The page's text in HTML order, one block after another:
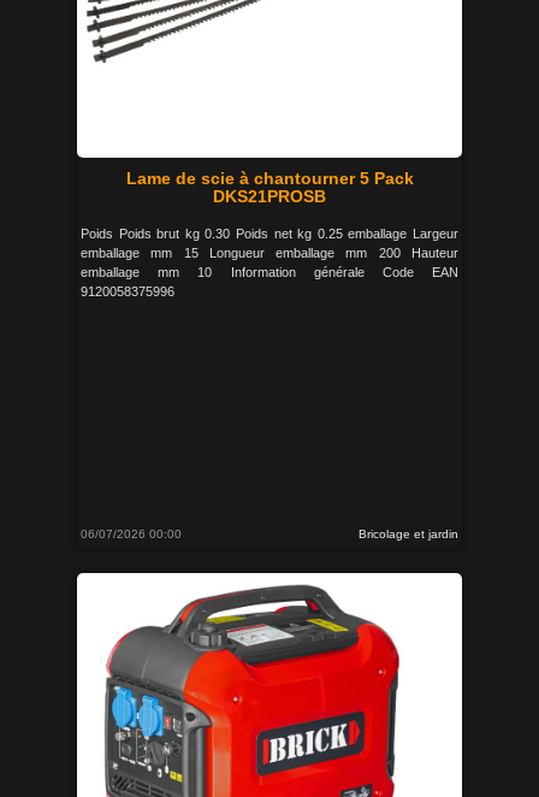
Lame de scie à chantourner 5 Pack
DKS21PROSB
Poids Poids brut kg 0.30 Poids net kg 0.25 emballage Largeur
emballage mm 15 Longueur emballage mm 200 Hauteur
emballage mm 10 Information générale Code EAN
9120058375996
06/07/2026 00:00 Bricolage et jardin